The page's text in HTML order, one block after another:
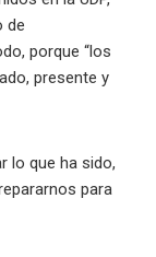
de
porque “los
presente y
lo que ha sido,
para